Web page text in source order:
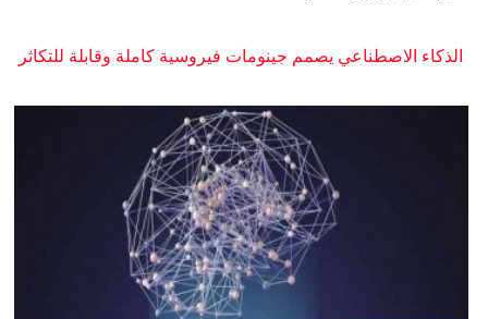
الذكاء الاصطناعي يصمم جينومات فيروسية كاملة وقابلة للتكاثر